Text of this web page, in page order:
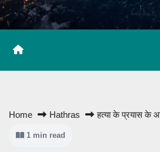
Home Hathras हत्या के प्रयास के
1 min read